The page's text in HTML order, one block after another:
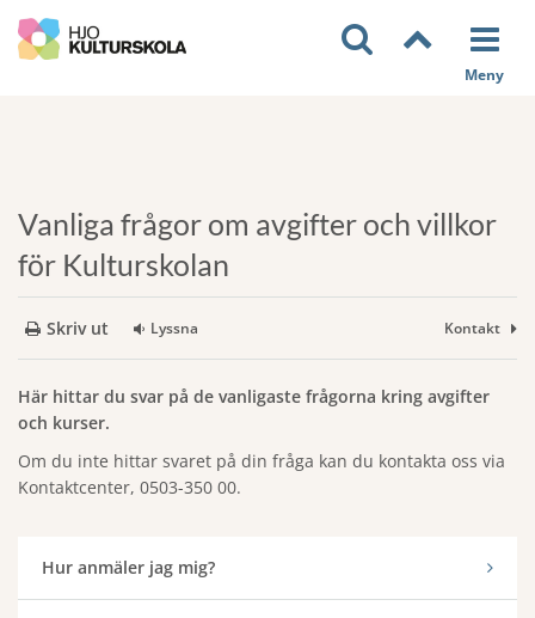
Vanliga frågor om avgifter och villkor
för Kulturskolan
Skriv ut Lyssna Kontakt
Här hittar du svar på de vanligaste frågorna kring avgifter
och kurser.
Om du inte hittar svaret på din fråga kan du kontakta oss via
Kontaktcenter, 0503-350 00.
Hur anmäler jag mig?